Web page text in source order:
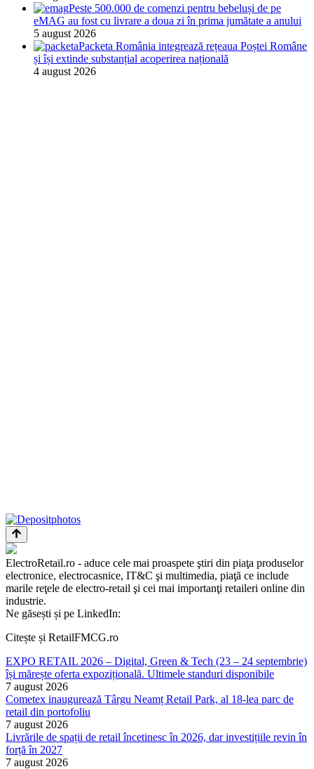
Peste 500.000 de comenzi pentru bebeluși de pe
eMAG au fost cu livrare a doua zi în prima jumătate a anului
5 august 2026
Packeta România integrează rețeaua Poștei Române
și își extinde substanțial acoperirea națională
4 august 2026
ElectroRetail.ro - aduce cele mai proaspete ştiri din piaţa produselor
electronice, electrocasnice, IT&C şi multimedia, piaţă ce include
marile reţele de electro-retail şi cei mai importanţi retaileri online din
industrie.
Ne găsești și pe LinkedIn:
Citește și RetailFMCG.ro
EXPO RETAIL 2026 – Digital, Green & Tech (23 – 24 septembrie)
își mărește oferta expozițională. Ultimele standuri disponibile
7 august 2026
Cometex inaugurează Târgu Neamț Retail Park, al 18-lea parc de
retail din portofoliu
7 august 2026
Livrările de spații de retail încetinesc în 2026, dar investițiile revin în
forță în 2027
7 august 2026